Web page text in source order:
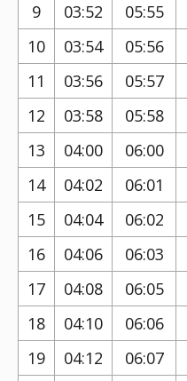
9
03:52 05:55
10
03:54 05:56
11
03:56 05:57
12
03:58 05:58
13
04:00 06:00
14
04:02 06:01
15
04:04 06:02
16
04:06 06:03
17
04:08 06:05
18
04:10 06:06
19
04:12 06:07